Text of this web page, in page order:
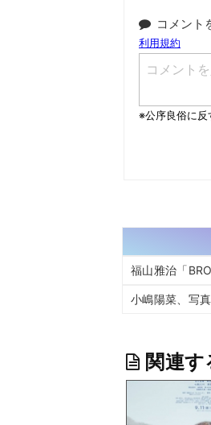
コメント
福山雅治「
小嶋陽菜、写
関連